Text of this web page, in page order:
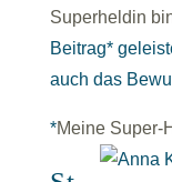
Superheldin
Beitrag*
auch das
*Meine Super-